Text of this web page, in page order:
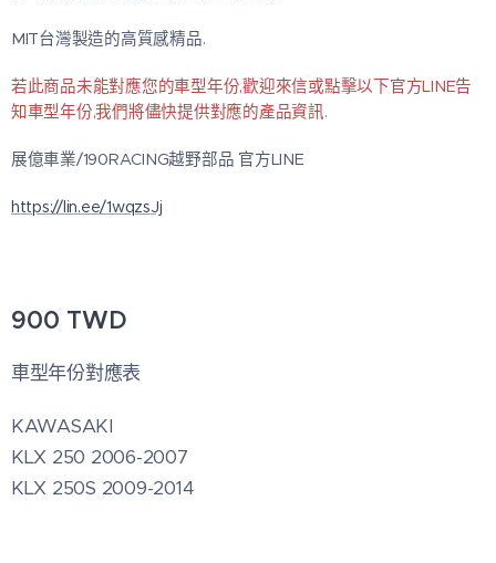
MIT台灣製造的高質感精品.
若此商品未能對應您的車型年份,歡迎來信或點擊以下官方LINE告
知車型年份,我們將儘快提供對應的產品資訊.
展億車業/190RACING越野部品 官方LINE
https://lin.ee/1wqzsJj
900 TWD
車型年份對應表
KAWASAKI
KLX 250 2006-2007
KLX 250S 2009-2014